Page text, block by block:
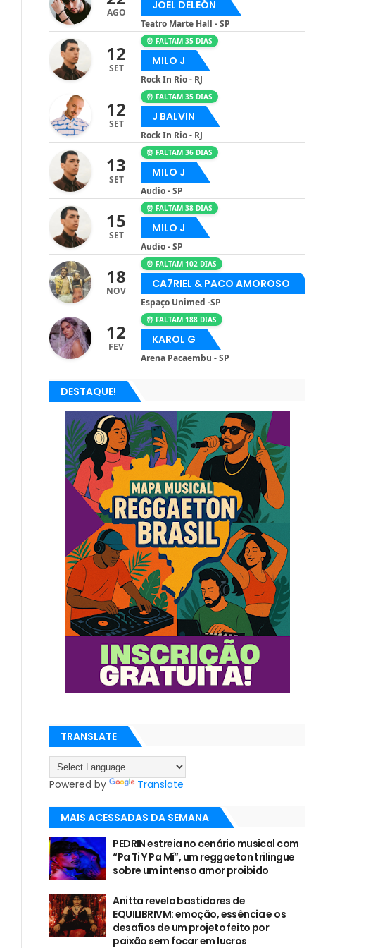
AGO
JOEL DELEÓN
Teatro Marte Hall - SP
12
SET
⏰ FALTAM 35 DIAS
MILO J
Rock In Rio - RJ
12
SET
⏰ FALTAM 35 DIAS
J BALVIN
Rock In Rio - RJ
13
SET
⏰ FALTAM 36 DIAS
MILO J
Audio - SP
15
SET
⏰ FALTAM 38 DIAS
MILO J
Audio - SP
18
NOV
⏰ FALTAM 102 DIAS
CA7RIEL & PACO AMOROSO
Espaço Unimed -SP
12
FEV
⏰ FALTAM 188 DIAS
KAROL G
Arena Pacaembu - SP
DESTAQUE!
TRANSLATE
Powered by Translate
MAIS ACESSADAS DA SEMANA
PEDRIN estreia no cenário musical com
“Pa Ti Y Pa Mí”, um reggaeton trilingue
sobre um intenso amor proibido
Anitta revela bastidores de
EQUILIBRIVM: emoção, essência e os
desafios de um projeto feito por
paixão sem focar em lucros